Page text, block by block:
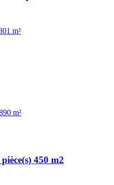
m²
m²
450 m2